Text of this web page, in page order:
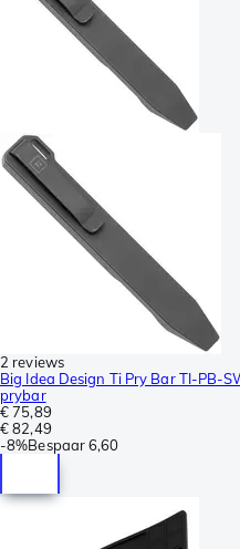
2 reviews
Big Idea Design Ti Pry Bar TI-PB-
prybar
€ 75,89
€ 82,49
-8%Bespaar6,60